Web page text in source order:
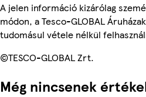
A jelen információ kizárólag
módon, a Tesco-GLOBAL
tudomásul vétele nélkül
©TESCO-GLOBAL Zrt.
Még nincsenek